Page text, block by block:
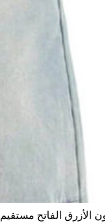
الأزرق الفاتح